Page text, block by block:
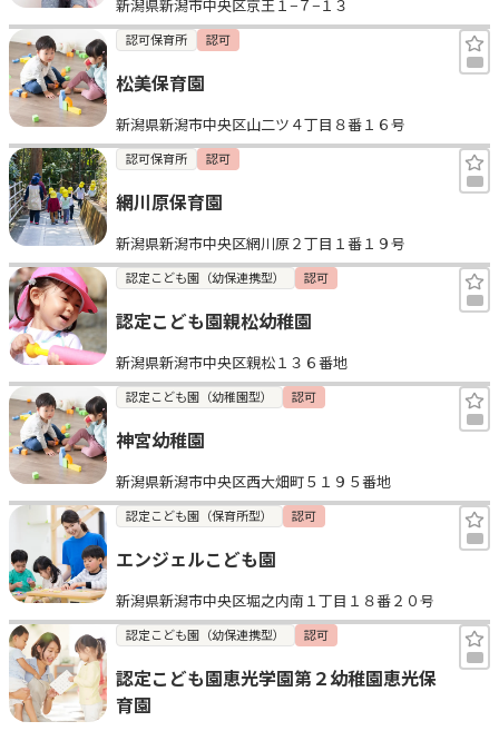
新潟県新潟市中央区京王１−７−１３
認可保育所 認可
松美保育園
新潟県新潟市中央区山二ツ４丁目８番１６号
認可保育所 認可
網川原保育園
新潟県新潟市中央区網川原２丁目１番１９号
認定こども園（幼保連携型） 認可
認定こども園親松幼稚園
新潟県新潟市中央区親松１３６番地
認定こども園（幼稚園型） 認可
神宮幼稚園
新潟県新潟市中央区西大畑町５１９５番地
認定こども園（保育所型） 認可
エンジェルこども園
新潟県新潟市中央区堀之内南１丁目１８番２０号
認定こども園（幼保連携型） 認可
認定こども園恵光学園第２幼稚園恵光保
育園